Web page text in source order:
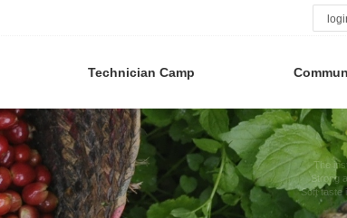
Technician Camp
The
Strong
Soft taste